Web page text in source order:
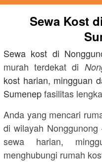
Sewa Kost di
Sewa kost di
murah terdekat di
kost harian, mingguan
Sumenepfasilitas
Anda yang mencari
di wilayah
sewa harian,
menghubungi rumah